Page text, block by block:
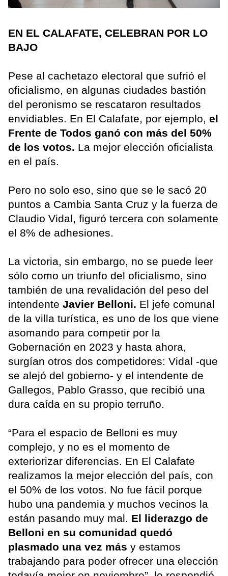
EN EL CALAFATE, CELEBRAN POR LO
BAJO
Pese al cachetazo electoral que sufrió el
oficialismo, en algunas ciudades bastión
del peronismo se rescataron resultados
envidiables. En El Calafate, por ejemplo, el
Frente de Todos ganó con más del 50%
de los votos. La mejor elección oficialista
en el país.
Pero no solo eso, sino que se le sacó 20
puntos a Cambia Santa Cruz y la fuerza de
Claudio Vidal, figuró tercera con solamente
el 8% de adhesiones.
La victoria, sin embargo, no se puede leer
sólo como un triunfo del oficialismo, sino
también de una revalidación del peso del
intendente Javier Belloni. El jefe comunal
de la villa turística, es uno de los que viene
asomando para competir por la
Gobernación en 2023 y hasta ahora,
surgían otros dos competidores: Vidal -que
se alejó del gobierno- y el intendente de
Gallegos, Pablo Grasso, que recibió una
dura caída en su propio terruño.
“Para el espacio de Belloni es muy
complejo, y no es el momento de
exteriorizar diferencias. En El Calafate
realizamos la mejor elección del país, con
el 50% de los votos. No fue fácil porque
hubo una pandemia y muchos vecinos la
están pasando muy mal. El liderazgo de
Belloni en su comunidad quedó
plasmado una vez más y estamos
trabajando para poder ofrecer una elección